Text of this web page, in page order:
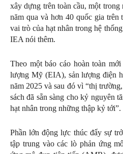
xây dựng trên toàn cầu, một
năm qua và hơn 40 quốc gia
vai trò của hạt nhân trong hệ
IEA nói thêm.
Theo một báo cáo hoàn toàn
lượng Mỹ (EIA), sản lượng điện
năm 2025 và sau đó vì “thị
sách đã sẵn sàng cho kỷ nguyên
hạt nhân trong những thập kỷ tới”.
Phần lớn động lực thúc đẩy sự
tập trung vào các lò phản ứng